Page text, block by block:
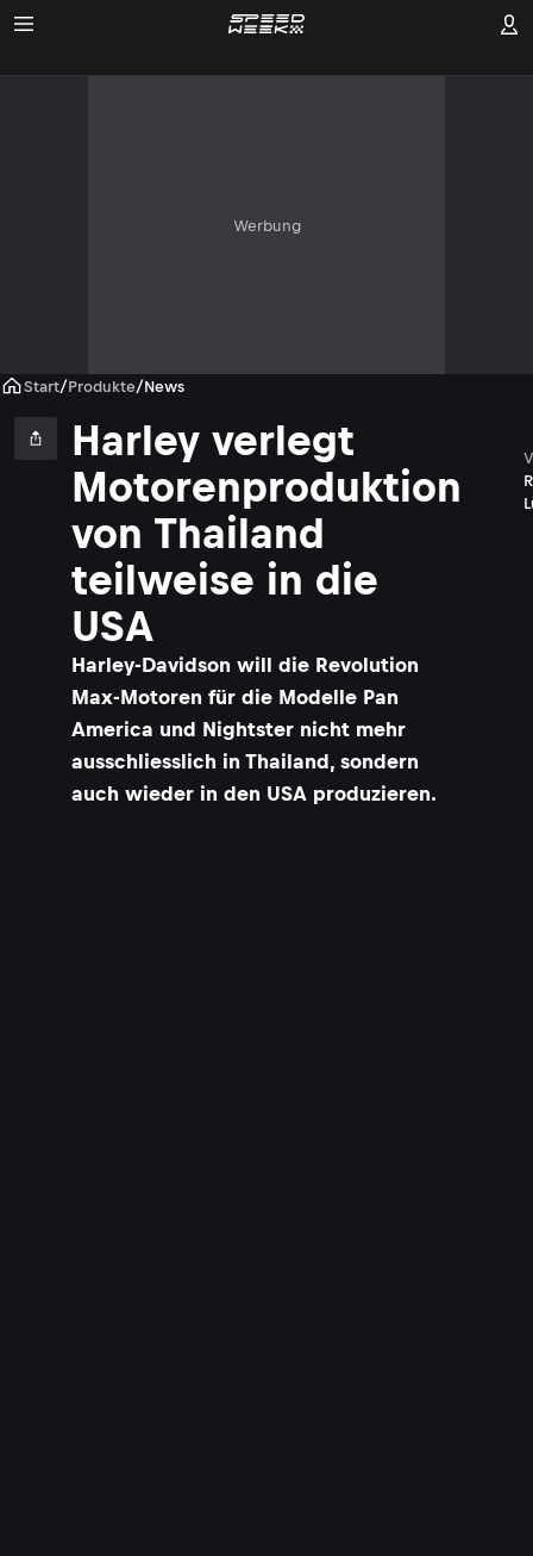
Werbung
Start/Produkte/News
Harley verlegt
Motorenproduktion
von Thailand
teilweise in die
USA
Harley-Davidson will die Revolution
Max-Motoren für die Modelle Pan
America und Nightster nicht mehr
ausschliesslich in Thailand, sondern
auch wieder in den USA produzieren.